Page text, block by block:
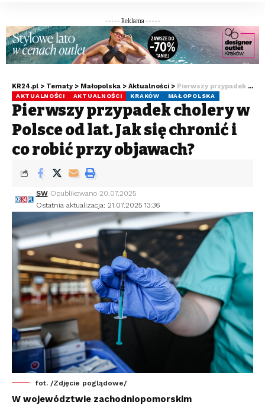
----- Reklama -----
KR24.pl > Tematy > Małopolska > Aktualności > Pierwszy przypadek cholery w Polsce od lat. Jak się chronić i co robić przy objawach?
AKTUALNOŚCI AKTUALNOŚCI KRAKÓW MAŁOPOLSKA
Pierwszy przypadek cholery w
Polsce od lat. Jak się chronić i
co robić przy objawach?
Ostatnia aktualizacja: 21.07.2025 13:36
SW Opublikowano 20.07.2025
fot. /Zdjęcie poglądowe/
W województwie zachodniopomorskim